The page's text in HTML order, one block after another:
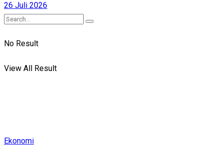
No Result
View All Result
26 Juli 2026
Ekonomi